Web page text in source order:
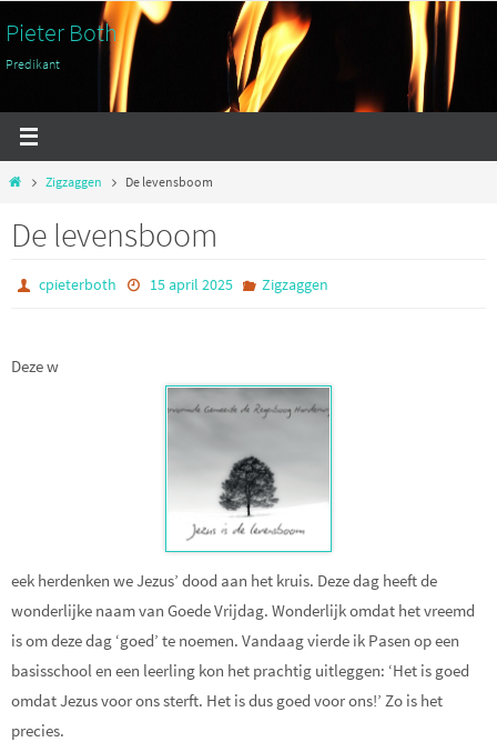
naar
de
Pieter Both
Predikant
HomeZigzaggen De levensboom
De levensboom
cpieterboth 15 april 2025 Zigzaggen
Deze w
eek herdenken we Jezus’ dood aan het kruis. Deze dag heeft de
wonderlijke naam van Goede Vrijdag. Wonderlijk omdat het vreemd
is om deze dag ‘goed’ te noemen. Vandaag vierde ik Pasen op een
basisschool en een leerling kon het prachtig uitleggen: ‘Het is goed
omdat Jezus voor ons sterft. Het is dus goed voor ons!’ Zo is het
precies.